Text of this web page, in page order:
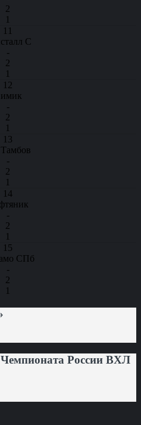
2
1
11
С
-
2
1
12
-
2
1
13
-
2
1
14
-
2
1
15
СПб
-
2
1
России ВХЛ